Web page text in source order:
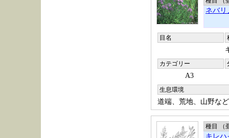
ネバリ
目名
カテゴリー
A3
生息環境
道端、荒地、山野など
種目 （
キレハ